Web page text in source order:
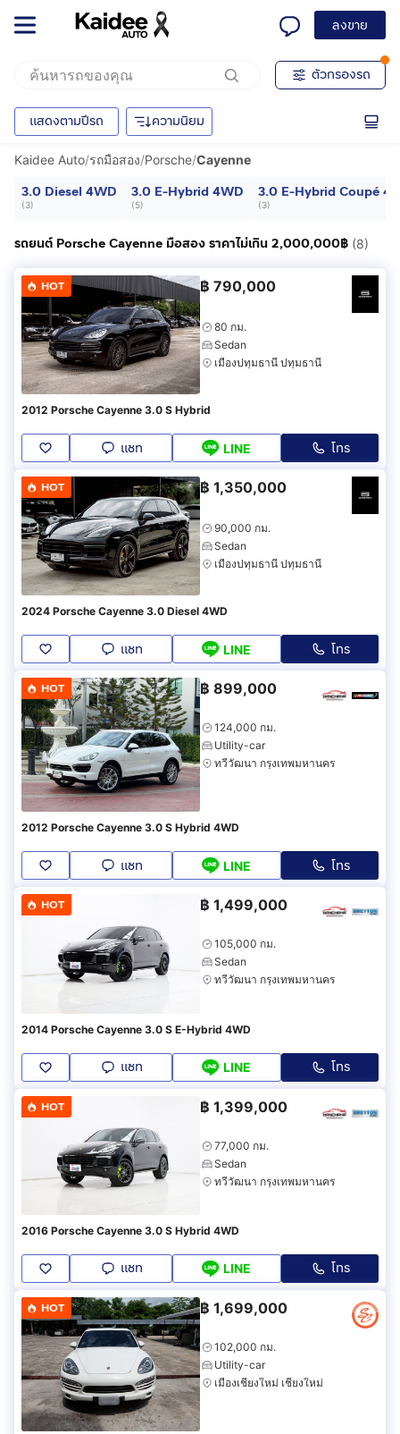
ลงขาย
ตัวกรองรถ
แสดงตามปีรถ ความนิยม
Kaidee Auto/รถมือสอง/Porsche/Cayenne
3.0 Diesel 4WD
(3)
3.0 E-Hybrid 4WD
(5)
3.0 E-Hybrid Coupé
(3)
รถยนต์ Porsche Cayenne มือสอง ราคาไม่เกิน 2,000,000฿ (8)
HOT ฿ 790,000
80 กม.
Sedan
เมืองปทุมธานี ปทุมธานี
2012 Porsche Cayenne 3.0 S Hybrid
แชท LINE โทร
HOT ฿ 1,350,000
90,000 กม.
Sedan
เมืองปทุมธานี ปทุมธานี
2024 Porsche Cayenne 3.0 Diesel 4WD
แชท LINE โทร
HOT ฿ 899,000
124,000 กม.
Utility-car
ทวีวัฒนา กรุงเทพมหานคร
2012 Porsche Cayenne 3.0 S Hybrid 4WD
แชท LINE โทร
HOT ฿ 1,499,000
105,000 กม.
Sedan
ทวีวัฒนา กรุงเทพมหานคร
2014 Porsche Cayenne 3.0 S E-Hybrid 4WD
แชท LINE โทร
HOT ฿ 1,399,000
77,000 กม.
Sedan
ทวีวัฒนา กรุงเทพมหานคร
2016 Porsche Cayenne 3.0 S Hybrid 4WD
แชท LINE โทร
HOT ฿ 1,699,000
102,000 กม.
Utility-car
เมืองเชียงใหม่ เชียงใหม่